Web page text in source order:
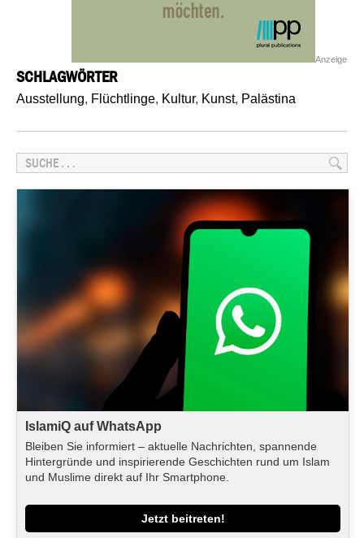
Anzeige
SCHLAGWÖRTER
Ausstellung, Flüchtlinge, Kultur, Kunst, Palästina
IslamiQ auf WhatsApp
Bleiben Sie informiert – aktuelle Nachrichten, spannende
Hintergründe und inspirierende Geschichten rund um Islam
und Muslime direkt auf Ihr Smartphone.
Jetzt beitreten!